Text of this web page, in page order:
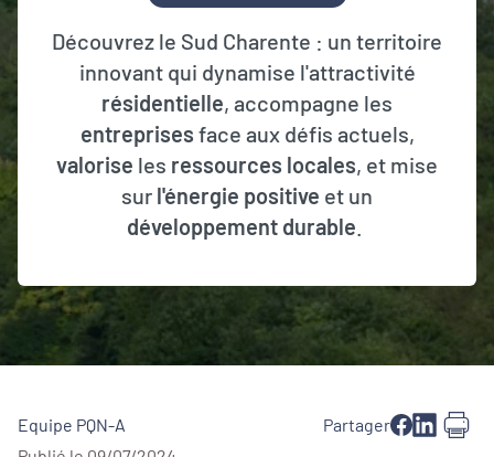
Découvrez le Sud Charente : un territoire
innovant qui dynamise l'attractivité
résidentielle, accompagne les
entreprises face aux défis actuels,
valorise les ressources locales, et mise
sur l'énergie positive et un
développement durable
Equipe PQN-A
Partager